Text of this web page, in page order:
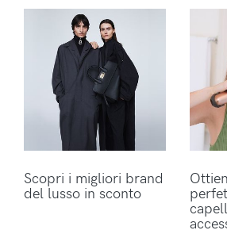
Scopri i migliori brand
del lusso in sconto